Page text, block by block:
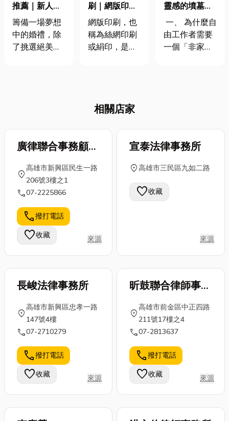
推薦｜新人必
看！婚禮金飾
習俗是什麼？
一篇搞懂六禮
籌備一場夢想
中的婚禮，除
了挑選絕美的
繁複的六禮金
飾習俗、不透
價，以及琳瑯
滿目的台中金
飾店選擇時，
常常感到無從
下手，不知道
金飾該買、該
租，還是該準
備多少重量？
別...
刷｜網版印刷
是什麼？網版
印刷原理、優
缺點分析，了
網版印刷，也
稱為絲網印刷
或絹印，是一
能適用於非常
材料，因此應
用範圍極廣。
將會介紹網版
印刷的原理、
印刷店家。如
果你想深入了
解...
靈感的墳墓？
三個理由告訴
你，自由工作
者的你需要一
一、 為什麼自
由工作者需要
一個「非家」
與「租金成
本」。但當你
完全重疊，隱
形的代價便開
相關店家
廣律聯合事務顧問
有限公司
location_on
高雄市新興區民生一路
206號3樓之1
call07-2225866
call撥打電話
favorite收藏 來源
宣泰法律事務所
location_on高雄市三民區九如二路
favorite收藏
來源
長峻法律事務所
location_on
高雄市新興區忠孝一路
147號4樓
call07-2710279
call撥打電話
favorite收藏 來源
昕鼓聯合律師事務
location_on
高雄市前金區中正四路
211號17樓之4
call07-2813637
call撥打電話
favorite收藏 來源